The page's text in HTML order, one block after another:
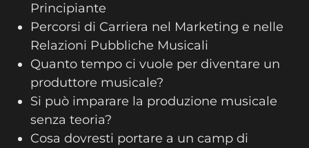
Principiante
Percorsi di Carriera nel Marketing e nelle
Relazioni Pubbliche Musicali
Quanto tempo ci vuole per diventare un
produttore musicale?
Si può imparare la produzione musicale
senza teoria?
Cosa dovresti portare a un camp di